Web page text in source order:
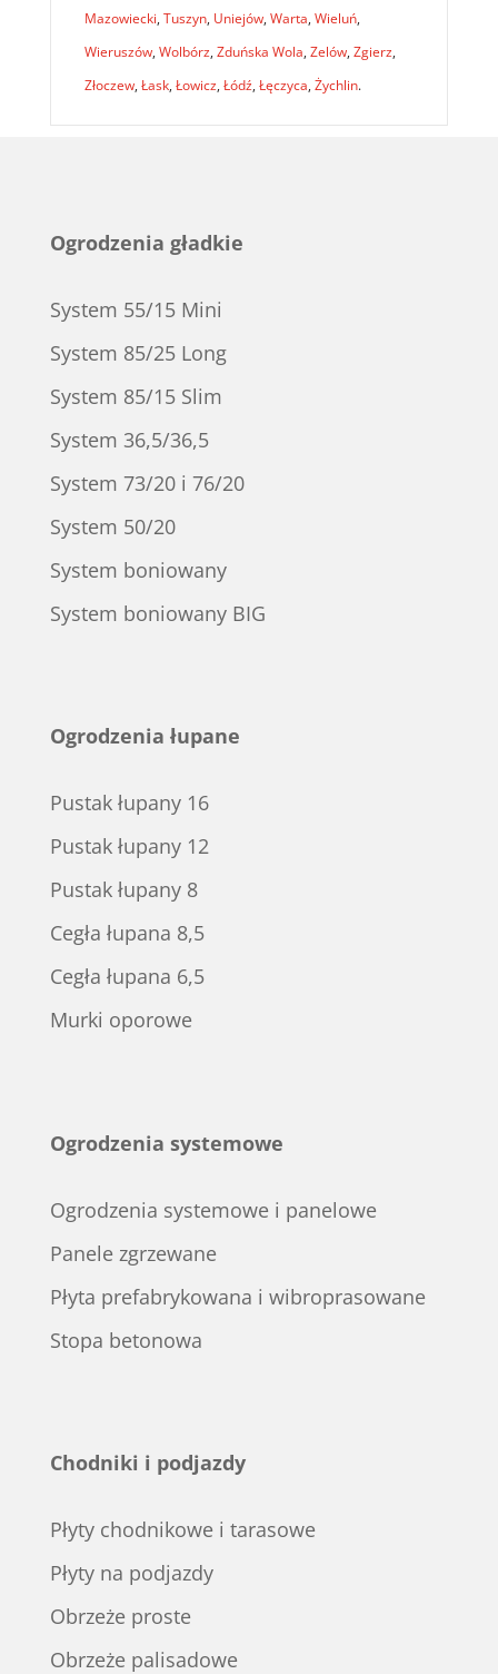
Mazowiecki, Tuszyn, Uniejów, Warta, Wieluń,
Wieruszów, Wolbórz, Zduńska Wola, Zelów, Zgierz,
Złoczew, Łask, Łowicz, Łódź, Łęczyca, Żychlin.
Ogrodzenia gładkie
System 55/15 Mini
System 85/25 Long
System 85/15 Slim
System 36,5/36,5
System 73/20 i 76/20
System 50/20
System boniowany
System boniowany BIG
Ogrodzenia łupane
Pustak łupany 16
Pustak łupany 12
Pustak łupany 8
Cegła łupana 8,5
Cegła łupana 6,5
Murki oporowe
Ogrodzenia systemowe
Ogrodzenia systemowe i panelowe
Panele zgrzewane
Płyta prefabrykowana i wibroprasowane
Stopa betonowa
Chodniki i podjazdy
Płyty chodnikowe i tarasowe
Płyty na podjazdy
Obrzeże proste
Obrzeże palisadowe